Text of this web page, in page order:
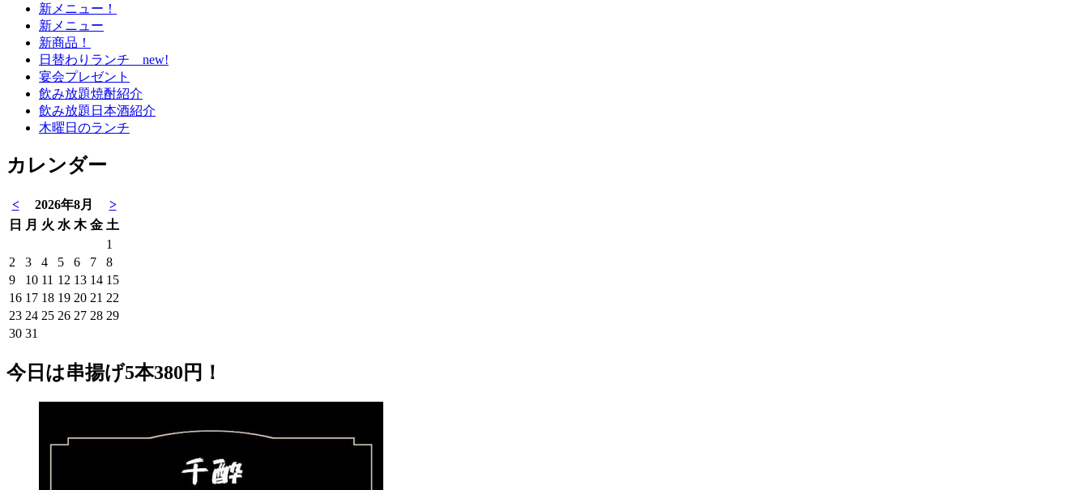
新メニュー！
新メニュー
新商品！
日替わりランチ new!
宴会プレゼント
飲み放題焼酎紹介
飲み放題日本酒紹介
木曜日のランチ
カレンダー
< 2026年8月
>
日
月 火 水 木 金 土
1
2
3 4 5 6 7
8
9
10 11 12 13 14 15
16 17 18 19 20 21 22
23 24 25 26 27 28 29
30 31
今日は串揚げ5本380円！